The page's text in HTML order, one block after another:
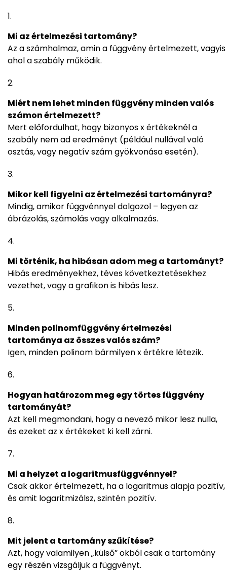
Mi az értelmezési tartomány?
Az a számhalmaz, amin a függvény értelmezett, vagyis
ahol a szabály működik.
Miért nem lehet minden függvény minden valós
számon értelmezett?
Mert előfordulhat, hogy bizonyos x értékeknél a
szabály nem ad eredményt (például nullával való
osztás, vagy negatív szám gyökvonása esetén).
Mikor kell figyelni az értelmezési tartományra?
Mindig, amikor függvénnyel dolgozol – legyen az
ábrázolás, számolás vagy alkalmazás.
Mi történik, ha hibásan adom meg a tartományt?
Hibás eredményekhez, téves következtetésekhez
vezethet, vagy a grafikon is hibás lesz.
Minden polinomfüggvény értelmezési
tartománya az összes valós szám?
Igen, minden polinom bármilyen x értékre létezik.
Hogyan határozom meg egy törtes függvény
tartományát?
Azt kell megmondani, hogy a nevező mikor lesz nulla,
és ezeket az x értékeket ki kell zárni.
Mi a helyzet a logaritmusfüggvénnyel?
Csak akkor értelmezett, ha a logaritmus alapja pozitív,
és amit logaritmizálsz, szintén pozitív.
Mit jelent a tartomány szűkítése?
Azt, hogy valamilyen „külső” okból csak a tartomány
egy részén vizsgáljuk a függvényt.